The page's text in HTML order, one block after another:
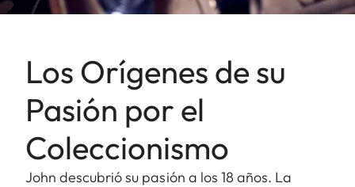
Los Orígenes de su
Pasión por el
Coleccionismo
John descubrió su pasión a los 18 años. La